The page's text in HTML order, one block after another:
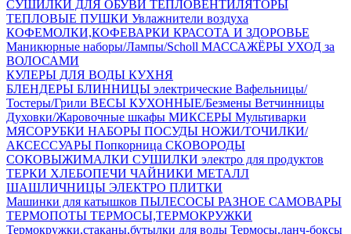
СУШИЛКИ ДЛЯ ОБУВИ ТЕПЛОВЕНТИЛЯТОРЫ
ТЕПЛОВЫЕ ПУШКИ Увлажнители воздуха
КОФЕМОЛКИ,КОФЕВАРКИ КРАСОТА И ЗДОРОВЬЕ
Маникюрные наборы/Лампы/Scholl МАССАЖЁРЫ УХОД за
ВОЛОСАМИ
КУЛЕРЫ ДЛЯ ВОДЫ КУХНЯ
БЛЕНДЕРЫ БЛИННИЦЫ электрические Вафельницы/
Тостеры/Грили ВЕСЫ КУХОННЫЕ/Безмены Ветчинницы
Духовки/Жаровочные шкафы МИКСЕРЫ Мультиварки
МЯСОРУБКИ НАБОРЫ ПОСУДЫ НОЖИ/ТОЧИЛКИ/
АКСЕССУАРЫ Попкорница СКОВОРОДЫ
СОКОВЫЖИМАЛКИ СУШИЛКИ электро для продуктов
ТЕРКИ ХЛЕБОПЕЧИ ЧАЙНИКИ МЕТАЛЛ
ШАШЛИЧНИЦЫ ЭЛЕКТРО ПЛИТКИ
Машинки для катышков ПЫЛЕСОСЫ РАЗНОЕ САМОВАРЫ
ТЕРМОПОТЫ ТЕРМОСЫ,ТЕРМОКРУЖКИ
Термокружки,стаканы,бутылки для воды Термосы,ланч-боксы